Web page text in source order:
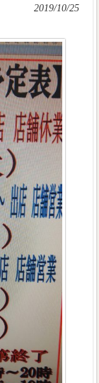
2019/10/25